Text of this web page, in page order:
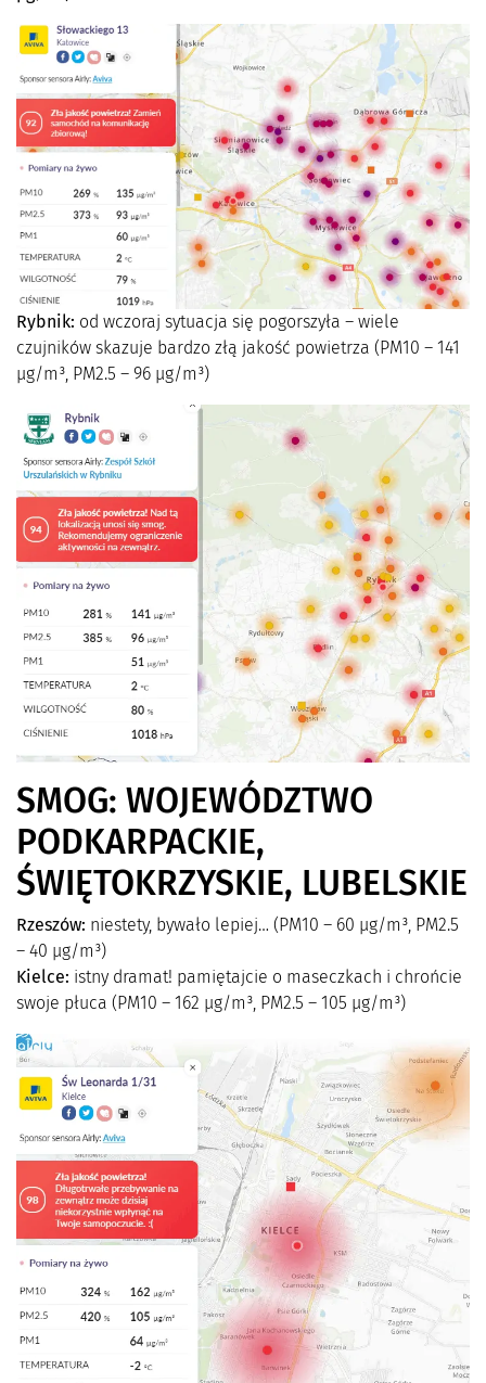
Rybnik: od wczoraj sytuacja się pogorszyła – wiele
czujników skazuje bardzo złą jakość powietrza (PM10 – 141
µg/m³, PM2.5 – 96 µg/m³)
SMOG: WOJEWÓDZTWO
PODKARPACKIE,
ŚWIĘTOKRZYSKIE, LUBELSKIE
Rzeszów: niestety, bywało lepiej… (PM10 – 60 µg/m³, PM2.5
– 40 µg/m³)
Kielce: istny dramat! pamiętajcie o maseczkach i chrońcie
swoje płuca (PM10 – 162 µg/m³, PM2.5 – 105 µg/m³)